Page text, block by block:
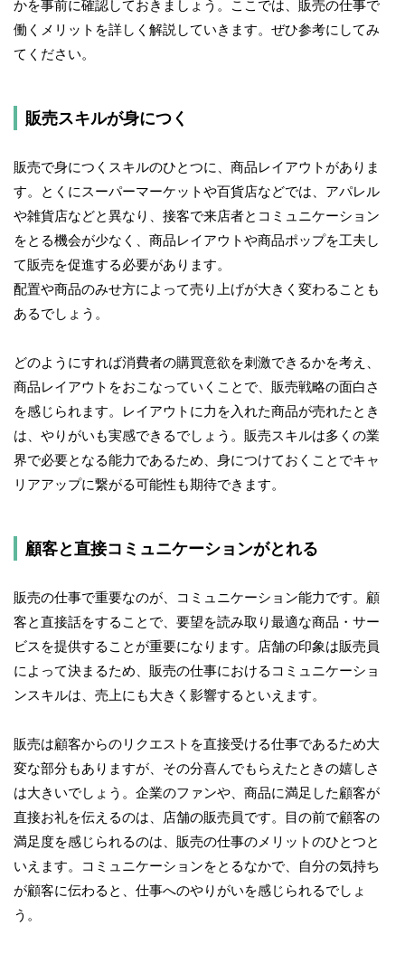
かを事前に確認しておきましょう。ここでは、販売の仕事で
働くメリットを詳しく解説していきます。ぜひ参考にしてみ
てください。
販売スキルが身につく
販売で身につくスキルのひとつに、商品レイアウトがありま
す。とくにスーパーマーケットや百貨店などでは、アパレル
や雑貨店などと異なり、接客で来店者とコミュニケーション
をとる機会が少なく、商品レイアウトや商品ポップを工夫し
て販売を促進する必要があります。
配置や商品のみせ方によって売り上げが大きく変わることも
あるでしょう。
どのようにすれば消費者の購買意欲を刺激できるかを考え、
商品レイアウトをおこなっていくことで、販売戦略の面白さ
を感じられます。レイアウトに力を入れた商品が売れたとき
は、やりがいも実感できるでしょう。販売スキルは多くの業
界で必要となる能力であるため、身につけておくことでキャ
リアアップに繋がる可能性も期待できます。
顧客と直接コミュニケーションがとれる
販売の仕事で重要なのが、コミュニケーション能力です。顧
客と直接話をすることで、要望を読み取り最適な商品・サー
ビスを提供することが重要になります。店舗の印象は販売員
によって決まるため、販売の仕事におけるコミュニケーショ
ンスキルは、売上にも大きく影響するといえます。
販売は顧客からのリクエストを直接受ける仕事であるため大
変な部分もありますが、その分喜んでもらえたときの嬉しさ
は大きいでしょう。企業のファンや、商品に満足した顧客が
直接お礼を伝えるのは、店舗の販売員です。目の前で顧客の
満足度を感じられるのは、販売の仕事のメリットのひとつと
いえます。コミュニケーションをとるなかで、自分の気持ち
が顧客に伝わると、仕事へのやりがいを感じられるでしょ
う。